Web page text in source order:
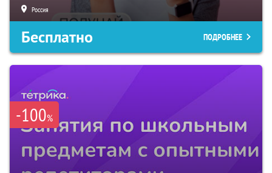
Россия
Бесплатно ПОДРОБНЕЕ
-100%